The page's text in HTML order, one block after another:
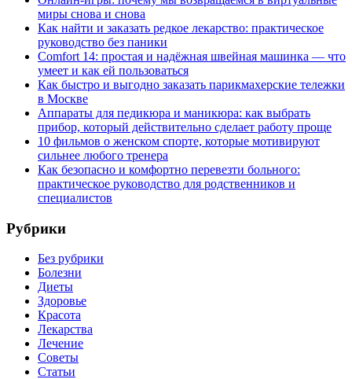
миры снова и снова
Как найти и заказать редкое лекарство: практическое
руководство без паники
Comfort 14: простая и надёжная швейная машинка — что
умеет и как ей пользоваться
Как быстро и выгодно заказать парикмахерские тележки
в Москве
Аппараты для педикюра и маникюра: как выбрать
прибор, который действительно сделает работу проще
10 фильмов о женском спорте, которые мотивируют
сильнее любого тренера
Как безопасно и комфортно перевезти больного:
практическое руководство для родственников и
специалистов
Рубрики
Без рубрики
Болезни
Диеты
Здоровье
Красота
Лекарства
Лечение
Советы
Статьи